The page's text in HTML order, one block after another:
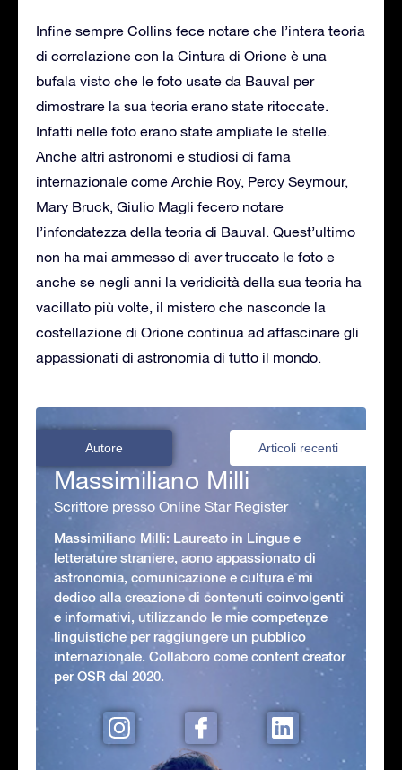
Infine sempre Collins fece notare che l’intera teoria
di correlazione con la Cintura di Orione è una
bufala visto che le foto usate da Bauval per
dimostrare la sua teoria erano state ritoccate.
Infatti nelle foto erano state ampliate le stelle.
Anche altri astronomi e studiosi di fama
internazionale come Archie Roy, Percy Seymour,
Mary Bruck, Giulio Magli fecero notare
l’infondatezza della teoria di Bauval. Quest’ultimo
non ha mai ammesso di aver truccato le foto e
anche se negli anni la veridicità della sua teoria ha
vacillato più volte, il mistero che nasconde la
costellazione di Orione continua ad affascinare gli
appassionati di astronomia di tutto il mondo.
Autore Articoli recenti
Massimiliano Milli
Scrittore presso Online Star Register
Massimiliano Milli: Laureato in Lingue e
letterature straniere, aono appassionato di
astronomia, comunicazione e cultura e mi
dedico alla creazione di contenuti coinvolgenti
e informativi, utilizzando le mie competenze
linguistiche per raggiungere un pubblico
internazionale. Collaboro come content creator
per OSR dal 2020.